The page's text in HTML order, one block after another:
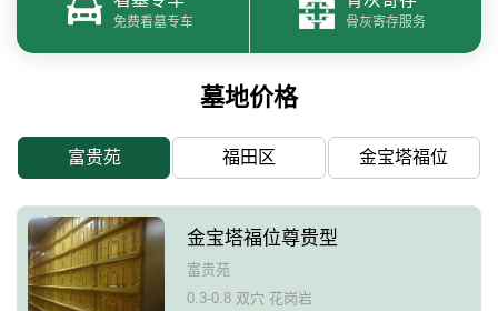
免费看墓专车 骨灰寄存服务
墓地价格
富贵苑 福田区 金宝塔福位
金宝塔福位尊贵型
富贵苑
0.3-0.8 双穴 花岗岩